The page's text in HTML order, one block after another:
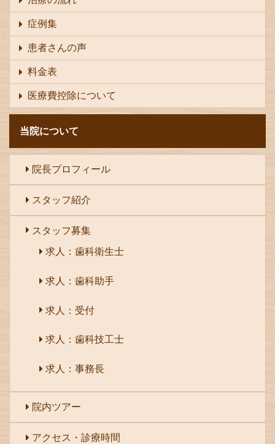
症例集
患者さんの声
料金表
医療費控除について
当院について
院長プロフィール
スタッフ紹介
スタッフ募集
求人：歯科衛生士
求人：歯科助手
求人：受付
求人：歯科技工士
求人：事務長
院内ツアー
アクセス・診療時間